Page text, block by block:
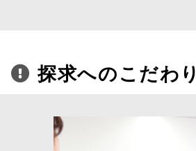
探求へのこだわり